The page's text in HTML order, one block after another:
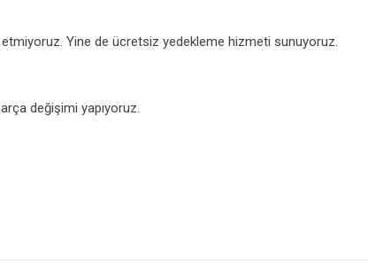
Yine de ücretsiz yedekleme hizmeti sunuyoruz.
değişimi yapıyoruz.